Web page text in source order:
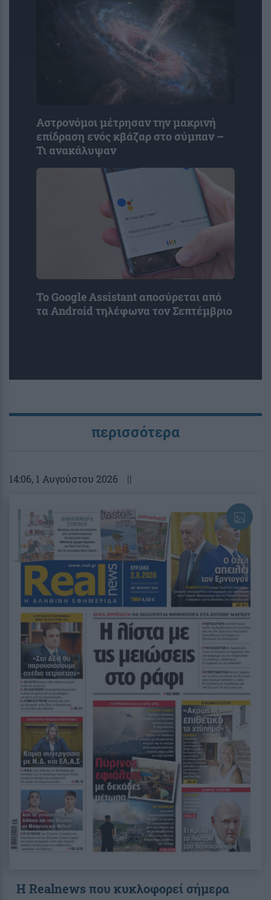
Αστρονόμοι μέτρησαν την μακρινή
επίδραση ενός κβάζαρ στο σύμπαν –
Τι ανακάλυψαν
Το Google Assistant αποσύρεται από
τα Android τηλέφωνα τον Σεπτέμβριο
περισσότερα
14:06, 1 Αυγούστου 2026 ||
Η Realnews που κυκλοφορεί σήμερα